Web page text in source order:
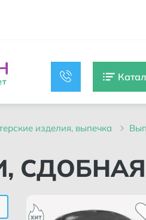
изделия, выпечка